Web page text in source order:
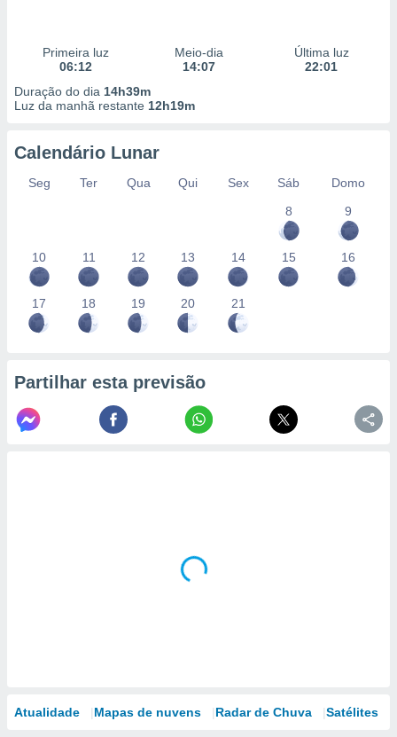
Primeira luz
06:12
Meio-dia
14:07
Última luz
22:01
Duração do dia 14h39m
Luz da manhã restante 12h19m
Calendário Lunar
Seg Ter Qua Qui Sex Sáb
Domo
8
9
10 11 12 13 14 15 16
17 18 19 20 21
Partilhar esta previsão
Atualidade Mapas de nuvens Radar de Chuva Satélites